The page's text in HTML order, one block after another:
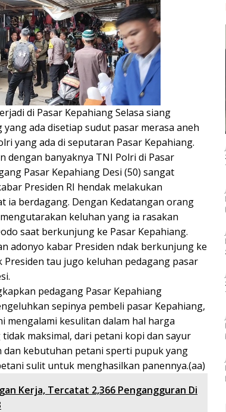
di Pasar Kepahiang Selasa siang
yang ada disetiap sudut pasar merasa aneh
yang ada di seputaran Pasar Kepahiang.
dengan banyaknya TNI Polri di Pasar
Pasar Kepahiang Desi (50) sangat
Presiden RI hendak melakukan
ia berdagang. Dengan Kedatangan orang
keluhan yang ia rasakan
saat berkunjung ke Pasar Kepahiang.
adonyo kabar Presiden ndak berkunjung ke
Presiden tau jugo keluhan pedagang pasar
pedagang Pasar Kepahiang
sepinya pembeli pasar Kepahiang,
mengalami kesulitan dalam hal harga
maksimal, dari petani kopi dan sayur
dan kebutuhan petani sperti pupuk yang
sulit untuk menghasilkan panennya.(aa)
Kerja, Tercatat 2,366 Pengangguran Di